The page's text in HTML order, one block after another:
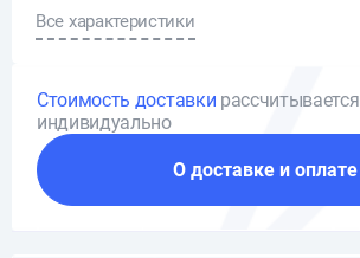
Все характеристики
Стоимость доставки рассчитывается
индивидуально
О доставке и оплате